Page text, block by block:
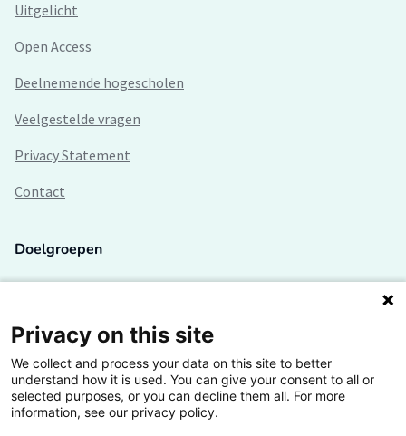
Uitgelicht
Open Access
Deelnemende hogescholen
Veelgestelde vragen
Privacy Statement
Contact
Doelgroepen
Lectoren en onderzoekers
Bedrijven
Hogescholen
Privacy on this site
We collect and process your data on this site to better
understand how it is used. You can give your consent to all or
selected purposes, or you can decline them all. For more
information, see our privacy policy.